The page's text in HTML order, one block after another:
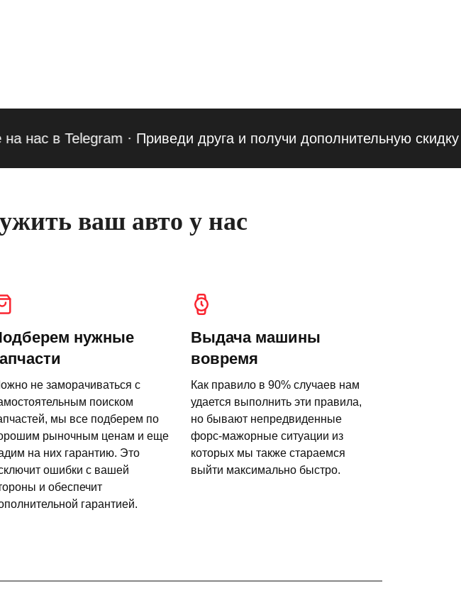
в Telegram· Приведи друга и получи дополнительную скидку —
ваш авто у нас
нужные
не заморачиваться с
поиском
мы все подберем по
рыночным ценам и еще
на них гарантию. Это
ошибки с вашей
и обеспечит
гарантией.
Выдача машины
вовремя
Как правило в 90% случаев нам
удается выполнить эти правила,
но бывают непредвиденные
форс-мажорные ситуации из
которых мы также стараемся
выйти максимально быстро.